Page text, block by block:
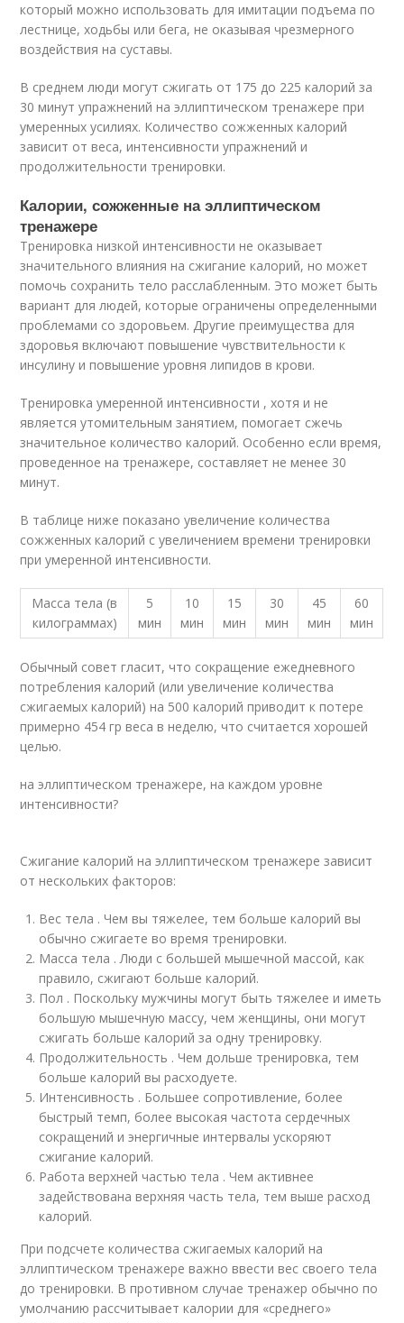
который можно использовать для имитации подъема по
лестнице, ходьбы или бега, не оказывая чрезмерного
воздействия на суставы.
В среднем люди могут сжигать от 175 до 225 калорий за
30 минут упражнений на эллиптическом тренажере при
умеренных усилиях. Количество сожженных калорий
зависит от веса, интенсивности упражнений и
продолжительности тренировки.
Калории, сожженные на эллиптическом
тренажере
Тренировка низкой интенсивности не оказывает
значительного влияния на сжигание калорий, но может
помочь сохранить тело расслабленным. Это может быть
вариант для людей, которые ограничены определенными
проблемами со здоровьем. Другие преимущества для
здоровья включают повышение чувствительности к
инсулину и повышение уровня липидов в крови.
Тренировка умеренной интенсивности , хотя и не
является утомительным занятием, помогает сжечь
значительное количество калорий. Особенно если время,
проведенное на тренажере, составляет не менее 30
минут.
В таблице ниже показано увеличение количества
сожженных калорий с увеличением времени тренировки
при умеренной интенсивности.
Масса тела (в
килограммах)
5
мин
10
мин
15
мин
30
мин
45
мин
60
мин
Обычный совет гласит, что сокращение ежедневного
потребления калорий (или увеличение количества
сжигаемых калорий) на 500 калорий приводит к потере
примерно 454 гр веса в неделю, что считается хорошей
целью.
на эллиптическом тренажере, на каждом уровне
интенсивности?
Сжигание калорий на эллиптическом тренажере зависит
от нескольких факторов:
Вес тела . Чем вы тяжелее, тем больше калорий вы
обычно сжигаете во время тренировки.
Масса тела . Люди с большей мышечной массой, как
правило, сжигают больше калорий.
Пол . Поскольку мужчины могут быть тяжелее и иметь
большую мышечную массу, чем женщины, они могут
сжигать больше калорий за одну тренировку.
Продолжительность . Чем дольше тренировка, тем
больше калорий вы расходуете.
Интенсивность . Большее сопротивление, более
быстрый темп, более высокая частота сердечных
сокращений и энергичные интервалы ускоряют
сжигание калорий.
Работа верхней частью тела . Чем активнее
задействована верхняя часть тела, тем выше расход
калорий.
При подсчете количества сжигаемых калорий на
эллиптическом тренажере важно ввести вес своего тела
до тренировки. В противном случае тренажер обычно по
умолчанию рассчитывает калории для «среднего»